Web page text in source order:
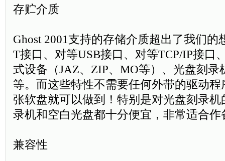
存贮介质
Ghost 2001支持的存储介质超出了我们的
T接口、对等USB接口、对等TCP/IP接口
式设备（JAZ、ZIP、MO等）、光盘刻录
等。而这些特性不需要任何外带的驱动
张软盘就可以做到！特别是对光盘刻录
录机和空白光盘都十分便宜，非常适合作
兼容性